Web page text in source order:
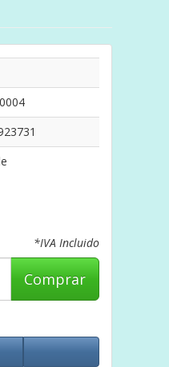
*IVA Incluido
Comprar